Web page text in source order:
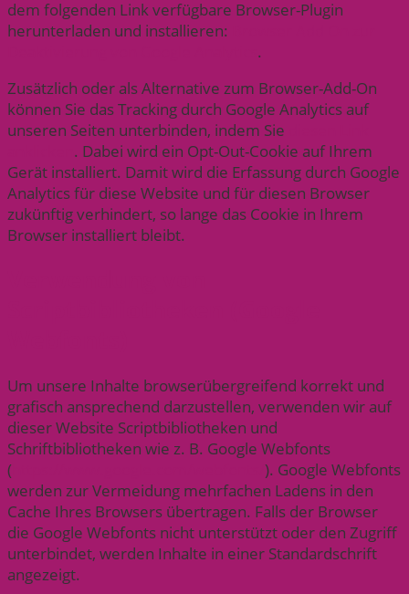
dem folgenden Link verfügbare Browser-Plugin
herunterladen und installieren:
.
Zusätzlich oder als Alternative zum Browser-Add-On
können Sie das Tracking durch Google Analytics auf
unseren Seiten unterbinden, indem Sie
. Dabei wird ein Opt-Out-Cookie auf Ihrem
Gerät installiert. Damit wird die Erfassung durch Google
Analytics für diese Website und für diesen Browser
zukünftig verhindert, so lange das Cookie in Ihrem
Browser installiert bleibt.
Um unsere Inhalte browserübergreifend korrekt und
grafisch ansprechend darzustellen, verwenden wir auf
dieser Website Scriptbibliotheken und
Schriftbibliotheken wie z. B. Google Webfonts
(
). Google Webfonts
werden zur Vermeidung mehrfachen Ladens in den
Cache Ihres Browsers übertragen. Falls der Browser
die Google Webfonts nicht unterstützt oder den Zugriff
unterbindet, werden Inhalte in einer Standardschrift
angezeigt.